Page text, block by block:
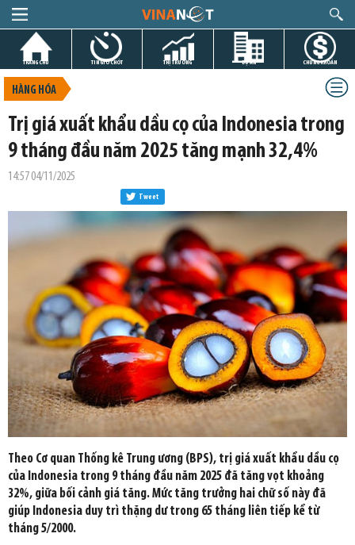
TRANG CHỦ TIN GIỜ CHÓT THỊ TRƯỜNG DỰ ÁN CHỨNG KHOÁN
HÀNG HÓA
Trị giá xuất khẩu dầu cọ của Indonesia trong
9 tháng đầu năm 2025 tăng mạnh 32,4%
14:57 04/11/2025
Tweet
Theo Cơ quan Thống kê Trung ương (BPS), trị giá xuất khẩu dầu cọ
của Indonesia trong 9 tháng đầu năm 2025 đã tăng vọt khoảng
32%, giữa bối cảnh giá tăng. Mức tăng trưởng hai chữ số này đã
giúp Indonesia duy trì thặng dư trong 65 tháng liên tiếp kể từ
tháng 5/2000.